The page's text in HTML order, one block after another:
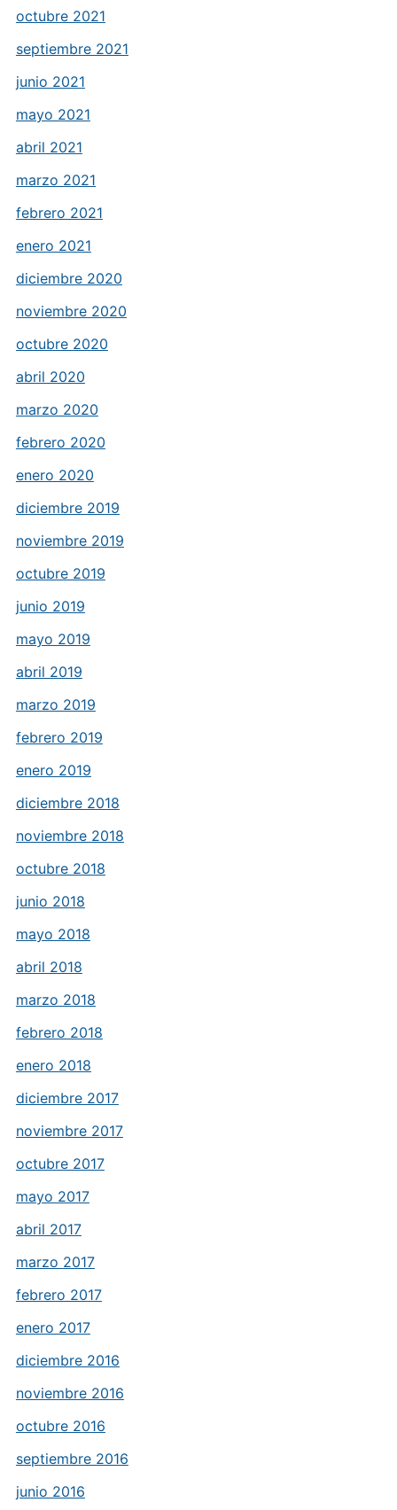
octubre 2021
septiembre 2021
junio 2021
mayo 2021
abril 2021
marzo 2021
febrero 2021
enero 2021
diciembre 2020
noviembre 2020
octubre 2020
abril 2020
marzo 2020
febrero 2020
enero 2020
diciembre 2019
noviembre 2019
octubre 2019
junio 2019
mayo 2019
abril 2019
marzo 2019
febrero 2019
enero 2019
diciembre 2018
noviembre 2018
octubre 2018
junio 2018
mayo 2018
abril 2018
marzo 2018
febrero 2018
enero 2018
diciembre 2017
noviembre 2017
octubre 2017
mayo 2017
abril 2017
marzo 2017
febrero 2017
enero 2017
diciembre 2016
noviembre 2016
octubre 2016
septiembre 2016
junio 2016